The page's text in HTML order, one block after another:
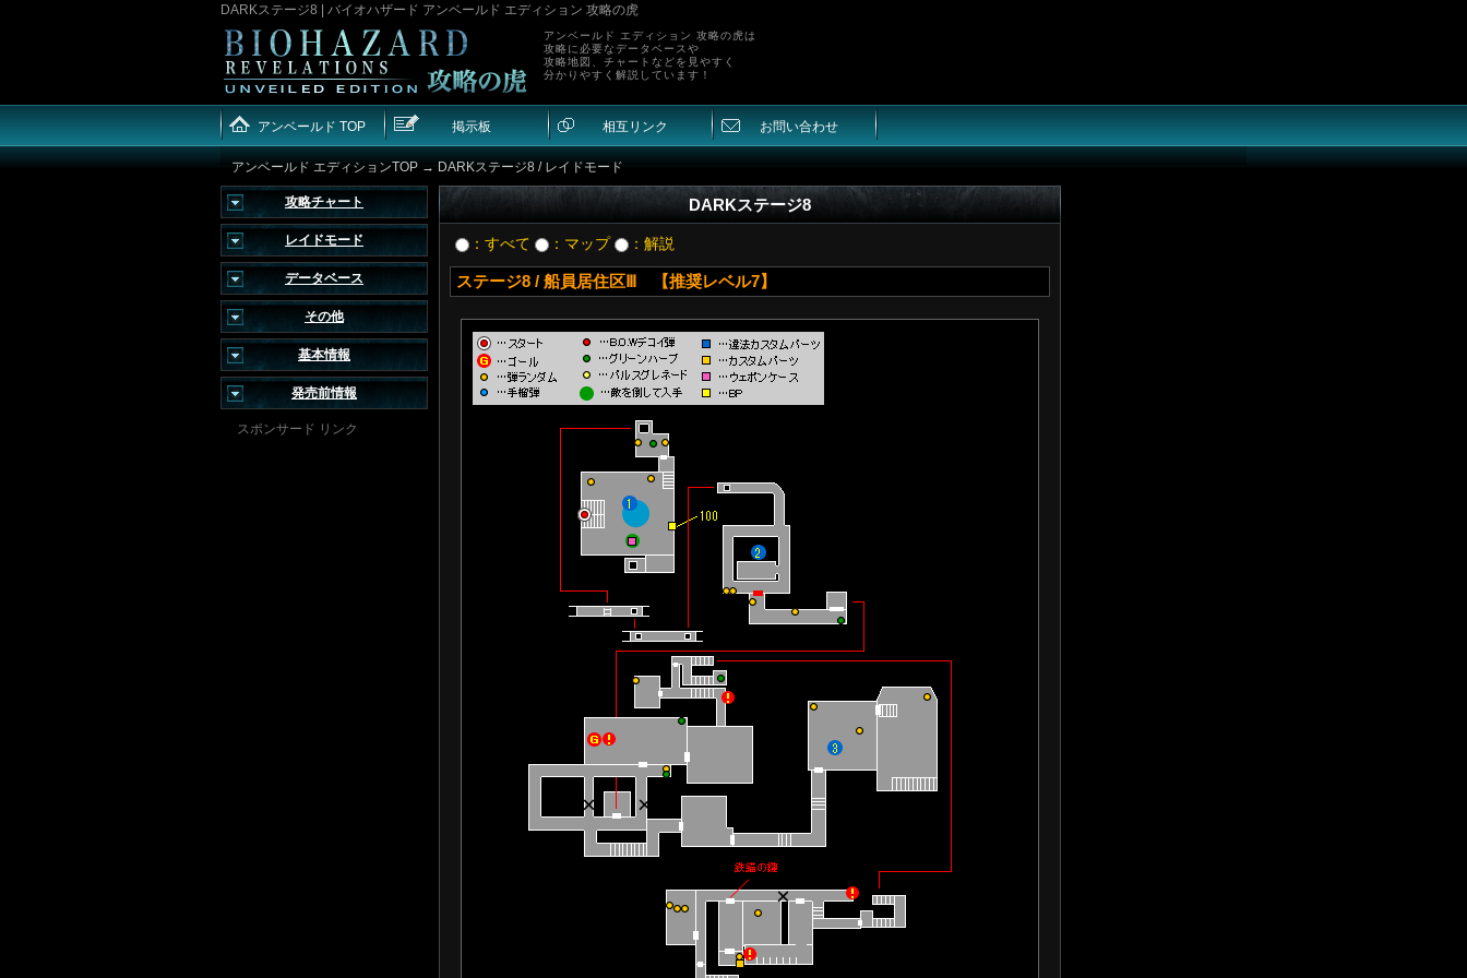
DARKステージ8 | バイオハザード アンベールド エディション 攻略の虎
アンベールド エディション 攻略の虎は
攻略に必要なデータベースや
攻略地図、チャートなどを見やすく
分かりやすく解説しています！
アンベールド エディションTOP → DARKステージ8 / レイドモード
攻略チャート
レイドモード
データベース
その他
基本情報
発売前情報
スポンサード リンク
DARKステージ8
：すべて ：マップ ：解説
ステージ8 / 船員居住区Ⅲ 【推奨レベル7】
アンベールド TOP 掲示板 相互リンク お問い合わせ